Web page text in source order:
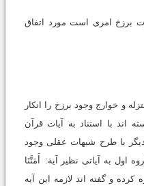
برزخ امرى است مورد اتفاق
و خوارج وجود برزخ را انکار
اند با استناد به آیات قرآن
با طرح شبهات عقلى وجود
اول به آیاتى نظیر آیة:
أَمَتَّنَا
اشاره کرده و گفته اند لازمه این آیه